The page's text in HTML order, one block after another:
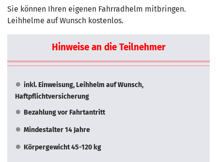
Sie können Ihren eigenen Fahrradhelm mitbringen.
Leihhelme auf Wunsch kostenlos.
Hinweise an die Teilnehmer
inkl. Einweisung, Leihhelm auf Wunsch,
Haftpflichtversicherung
Bezahlung vor Fahrtantritt
Mindestalter 14 Jahre
Körpergewicht 45-120 kg